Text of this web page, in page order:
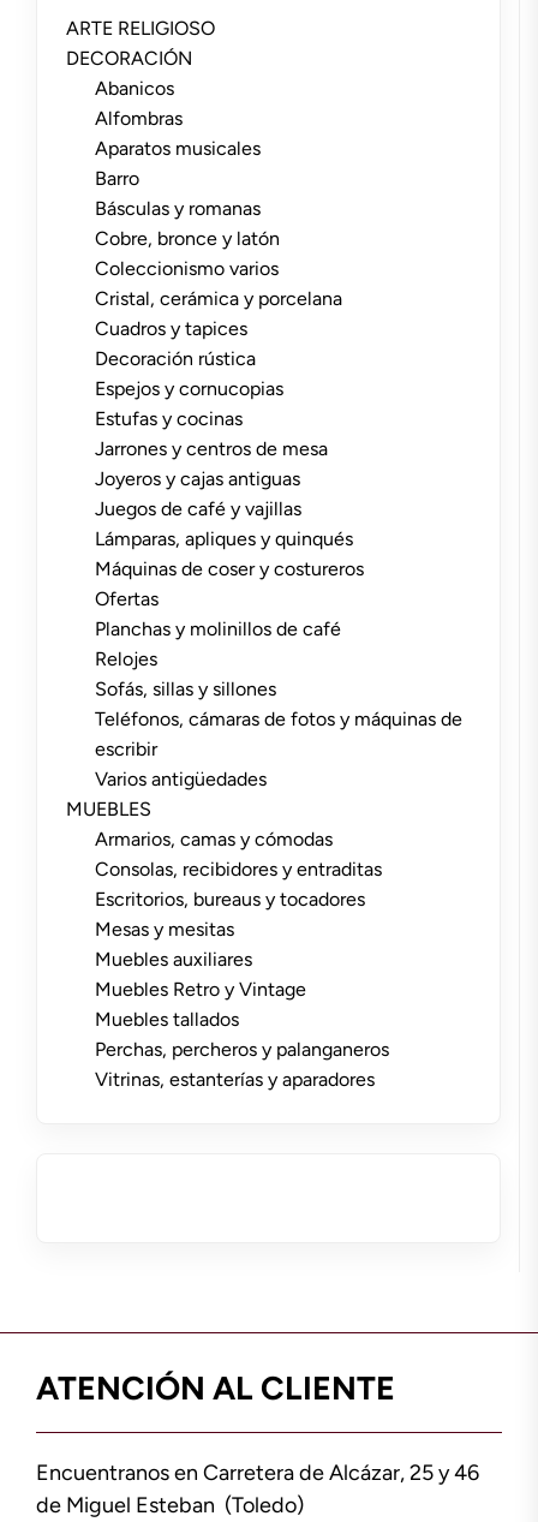
ARTE RELIGIOSO
DECORACIÓN
Abanicos
Alfombras
Aparatos musicales
Barro
Básculas y romanas
Cobre, bronce y latón
Coleccionismo varios
Cristal, cerámica y porcelana
Cuadros y tapices
Decoración rústica
Espejos y cornucopias
Estufas y cocinas
Jarrones y centros de mesa
Joyeros y cajas antiguas
Juegos de café y vajillas
Lámparas, apliques y quinqués
Máquinas de coser y costureros
Ofertas
Planchas y molinillos de café
Relojes
Sofás, sillas y sillones
Teléfonos, cámaras de fotos y máquinas de
escribir
Varios antigüedades
MUEBLES
Armarios, camas y cómodas
Consolas, recibidores y entraditas
Escritorios, bureaus y tocadores
Mesas y mesitas
Muebles auxiliares
Muebles Retro y Vintage
Muebles tallados
Perchas, percheros y palanganeros
Vitrinas, estanterías y aparadores
ATENCIÓN AL CLIENTE
Encuentranos en Carretera de Alcázar, 25 y 46
de Miguel Esteban (Toledo)